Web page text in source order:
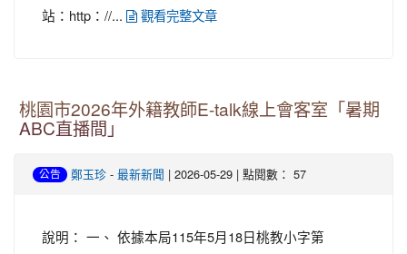
站：http：//...
觀看完整文章
桃園市2026年外籍教師E-talk線上會客室「暑期
ABC直播間」
公告 鄭玉珍 - 最新新聞 | 2026-05-29 | 點閱數： 57
說明： 一、 依據本局115年5月18日桃教小字第